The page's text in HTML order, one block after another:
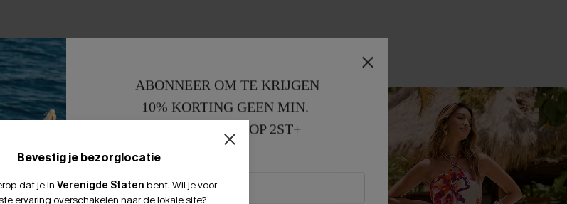
Bevestig je bezorglocatie
dat je in Verenigde Staten bent. Wil je voor
ervaring overschakelen naar de lokale site?
ABONNEER OM TE KRIJGEN
10% KORTING GEEN MIN.
15% KORTING OP 2ST+